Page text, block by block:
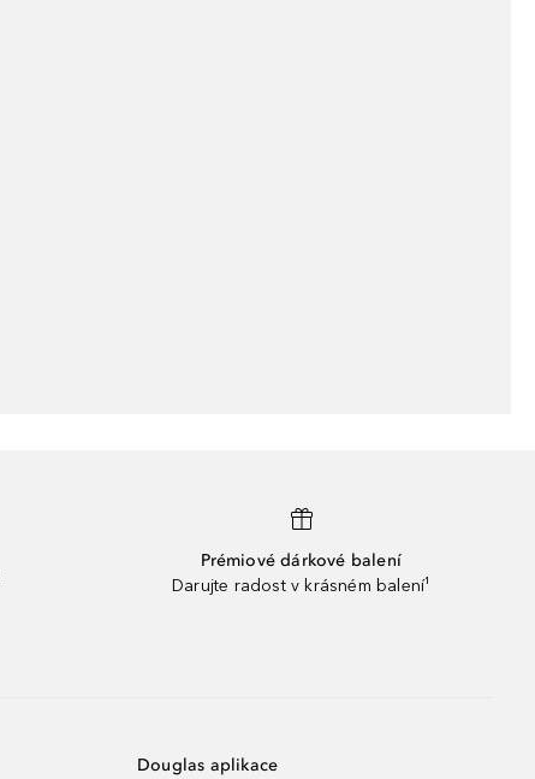
Prémiové dárkové balení
Darujte radost v krásném balení¹
Douglas aplikace